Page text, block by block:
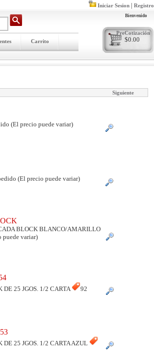
Iniciar Sesion| Registro
Carrito
Bienvenido
PreCotización
$0.00
Siguiente
(El precio puede variar)
(El precio puede variar)
BLOCK BLANCO/AMARILLO
puede variar)
DE 25 JGOS. 1/2 CARTA
92
DE 25 JGOS. 1/2 CARTA AZUL